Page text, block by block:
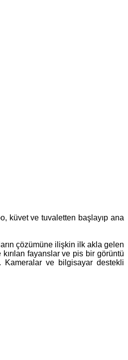
küvet ve tuvaletten başlayıp ana
çözümüne ilişkin ilk akla gelen
fayanslar ve pis bir görüntü
Kameralar ve bilgisayar destekli